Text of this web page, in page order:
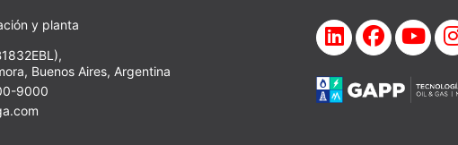
y planta
Buenos Aires, Argentina
9000